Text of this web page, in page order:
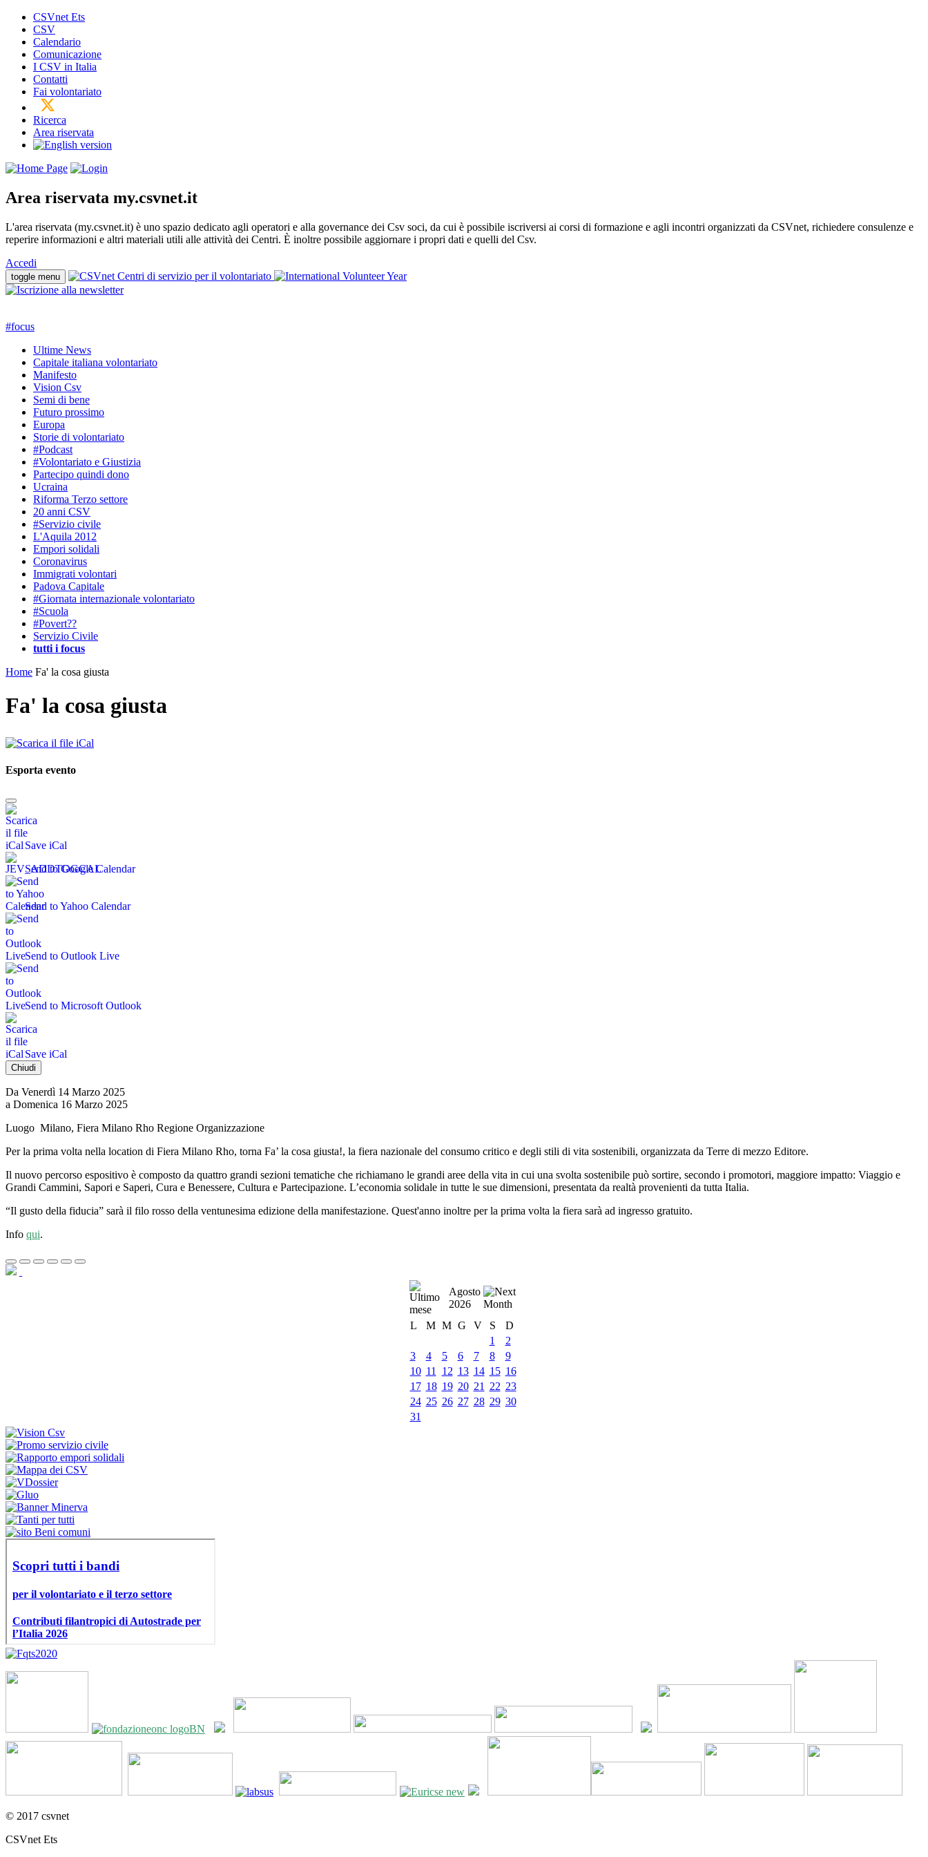
CSVnet Ets
CSV
Calendario
Comunicazione
I CSV in Italia
Contatti
Fai volontariato
Ricerca
Area riservata
Area riservata my.csvnet.it
L'area riservata (my.csvnet.it) è uno spazio dedicato agli operatori e alla governance dei Csv soci, da cui è possibile iscriversi ai corsi di formazione e agli incontri organizzati da CSVnet, richiedere consulenze e
reperire informazioni e altri materiali utili alle attività dei Centri. È inoltre possibile aggiornare i propri dati e quelli del Csv.
Accedi
toggle menu
#focus
Ultime News
Capitale italiana volontariato
Manifesto
Vision Csv
Semi di bene
Futuro prossimo
Europa
Storie di volontariato
#Podcast
#Volontariato e Giustizia
Partecipo quindi dono
Ucraina
Riforma Terzo settore
20 anni CSV
#Servizio civile
L'Aquila 2012
Empori solidali
Coronavirus
Immigrati volontari
Padova Capitale
#Giornata internazionale volontariato
#Scuola
#Povert??
Servizio Civile
tutti i focus
Home Fa' la cosa giusta
Fa' la cosa giusta
Esporta evento
Save iCal
Send to Google Calendar
Send to Yahoo Calendar
Send to Outlook Live
Send to Microsoft Outlook
Save iCal
Chiudi
Da Venerdì 14 Marzo 2025
a Domenica 16 Marzo 2025
Luogo Milano, Fiera Milano Rho Regione Organizzazione
Per la prima volta nella location di Fiera Milano Rho, torna Fa’ la cosa giusta!, la fiera nazionale del consumo critico e degli stili di vita sostenibili, organizzata da Terre di mezzo Editore.
Il nuovo percorso espositivo è composto da quattro grandi sezioni tematiche che richiamano le grandi aree della vita in cui una svolta sostenibile può sortire, secondo i promotori, maggiore impatto: Viaggio e
Grandi Cammini, Sapori e Saperi, Cura e Benessere, Cultura e Partecipazione. L’economia solidale in tutte le sue dimensioni, presentata da realtà provenienti da tutta Italia.
“Il gusto della fiducia” sarà il filo rosso della ventunesima edizione della manifestazione. Quest'anno inoltre per la prima volta la fiera sarà ad ingresso gratuito.
Info qui.
Agosto
2026
L
M M G V S
D
1
2
3
4 5 6 7 8
9
10 11 12 13 14 15 16
17 18 19 20 21 22 23
24 25 26 27 28 29 30
31
© 2017 csvnet
CSVnet Ets